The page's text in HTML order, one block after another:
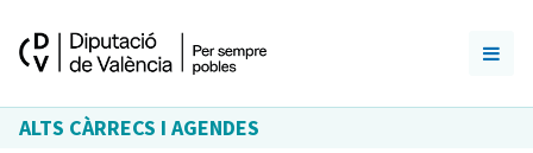
ALTS CÀRRECS I AGENDES